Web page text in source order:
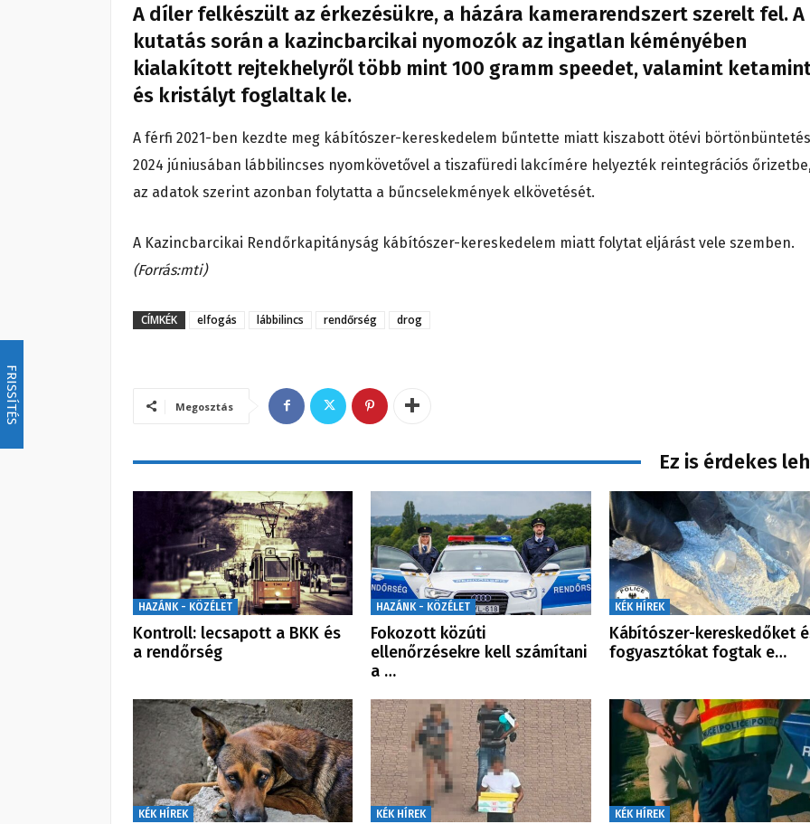
FRISSÍTÉS
A díler felkészült az érkezésükre, a házára kamerarendszert szerelt fel. A
kutatás során a kazincbarcikai nyomozók az ingatlan kéményében
kialakított rejtekhelyről több mint 100 gramm speedet, valamint
és kristályt foglaltak le.
A férfi 2021-ben kezdte meg kábítószer-kereskedelem bűntette miatt kiszabott ötévi
2024 júniusában lábbilincses nyomkövetővel a tiszafüredi lakcímére helyezték reintegrációs
az adatok szerint azonban folytatta a bűncselekmények elkövetését.
A Kazincbarcikai Rendőrkapitányság kábítószer-kereskedelem miatt folytat eljárást vele szemben.
(Forrás:mti)
CÍMKÉK elfogás lábbilincs rendőrség drog
Megosztás
Ez is érdekes
HAZÁNK - KÖZÉLET
Kontroll: lecsapott a BKK és
a rendőrség
HAZÁNK - KÖZÉLET
Fokozott közúti
ellenőrzésekre kell számítani
a …
KÉK HÍREK
Kábítószer-kereskedőket
fogyasztókat fogtak e…
KÉK HÍREK KÉK HÍREK KÉK HÍREK